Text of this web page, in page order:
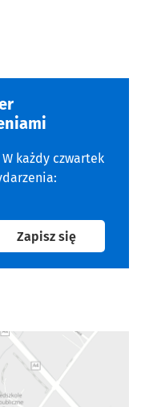
każdy czwartek
Zapisz sięna